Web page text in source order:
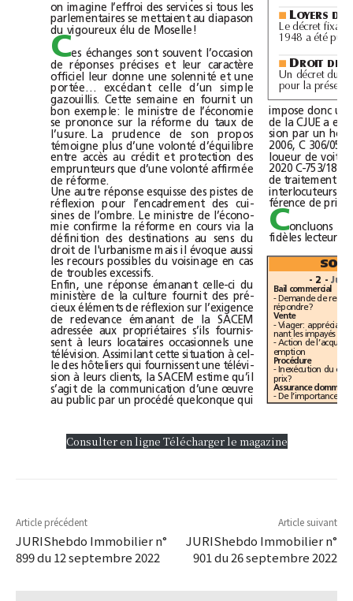
C
réflexion pour l’encadrement des cui-
sines de l’ombre. Le ministre de l’écono-
mie confirme la réforme en cours via la
ministère de la culture fournit des pré-
adressée aux propriétaires s’ils fournis-
télévision. Assimilant cette situation à cel-
le des hôteliers qui fournissent une télévi-
L OYERS
Le
décret fixant
l
a
h
ausse
d
es
l
oyers re
l
evant
d
e
l
a
l
oi
d
1948 a été pu bl
ié l
D ROIT
Un
décret
d
pour l
a préservation d
e l
a ressource en eau pota bl
C
- 2 -
Bail commercial
Vente
nant les impayés
Procédure
Consulter en ligne Télécharger le magazine
Article précédent
JURIShebdo Immobilier n°
899 du 12 septembre 2022
Article suivant
JURIShebdo Immobilier n°
901 du 26 septembre 2022